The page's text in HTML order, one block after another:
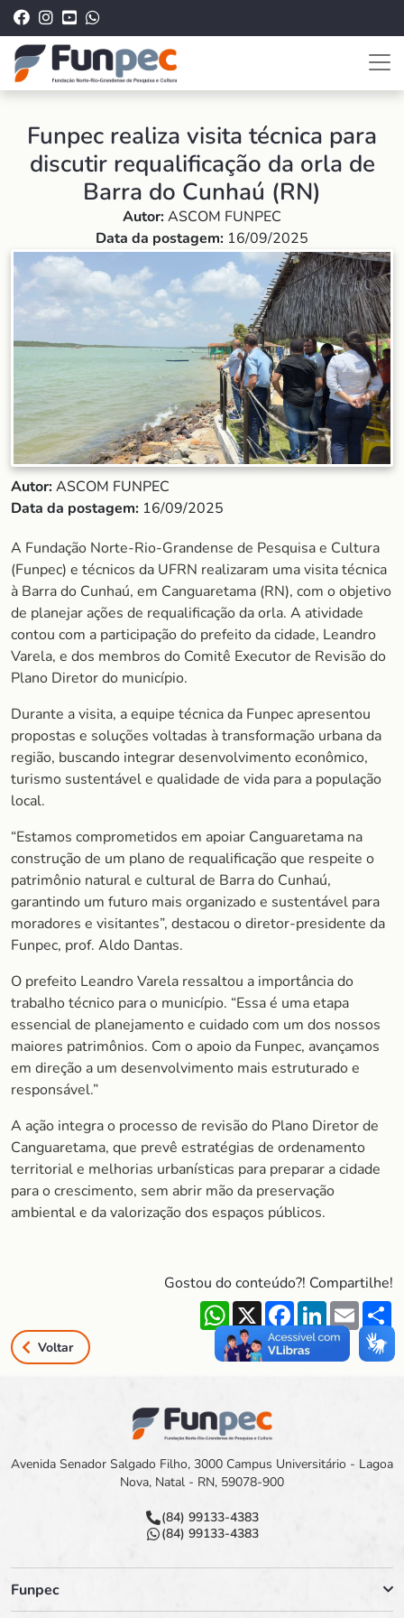
Funpec realiza visita técnica para
discutir requalificação da orla de
Barra do Cunhaú (RN)
Autor:ASCOM FUNPEC
Data da postagem: 16/09/2025
Autor:ASCOM FUNPEC
Data da postagem: 16/09/2025
A Fundação Norte-Rio-Grandense de Pesquisa e Cultura
(Funpec) e técnicos da UFRN realizaram uma visita técnica
à Barra do Cunhaú, em Canguaretama (RN), com o objetivo
de planejar ações de requalificação da orla. A atividade
contou com a participação do prefeito da cidade, Leandro
Varela, e dos membros do Comitê Executor de Revisão do
Plano Diretor do município.
Durante a visita, a equipe técnica da Funpec apresentou
propostas e soluções voltadas à transformação urbana da
região, buscando integrar desenvolvimento econômico,
turismo sustentável e qualidade de vida para a população
local.
“Estamos comprometidos em apoiar Canguaretama na
construção de um plano de requalificação que respeite o
patrimônio natural e cultural de Barra do Cunhaú,
garantindo um futuro mais organizado e sustentável para
moradores e visitantes”, destacou o diretor-presidente da
Funpec, prof. Aldo Dantas.
O prefeito Leandro Varela ressaltou a importância do
trabalho técnico para o município. “Essa é uma etapa
essencial de planejamento e cuidado com um dos nossos
maiores patrimônios. Com o apoio da Funpec, avançamos
em direção a um desenvolvimento mais estruturado e
responsável.”
A ação integra o processo de revisão do Plano Diretor de
Canguaretama, que prevê estratégias de ordenamento
territorial e melhorias urbanísticas para preparar a cidade
para o crescimento, sem abrir mão da preservação
ambiental e da valorização dos espaços públicos.
Gostou do conteúdo?! Compartilhe!
WhatsApp
X FacebookLinkedIn
Email
Voltar
Avenida Senador Salgado Filho, 3000 Campus Universitário - Lagoa
Nova, Natal - RN, 59078-900
(84) 99133-4383
(84) 99133-4383
Funpec